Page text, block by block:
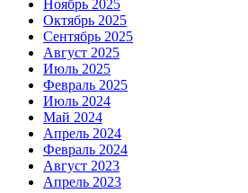
Ноябрь 2025
Октябрь 2025
Сентябрь 2025
Август 2025
Июль 2025
Февраль 2025
Июль 2024
Май 2024
Апрель 2024
Февраль 2024
Август 2023
Апрель 2023